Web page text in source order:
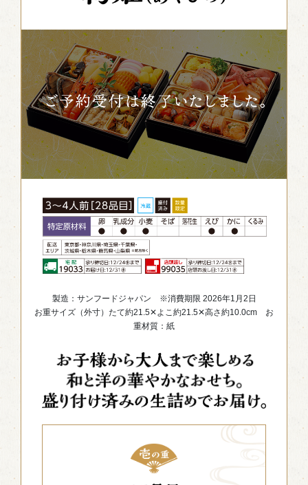
製造：サンフードジャパン ※消費期限 2026年1月2日
お重サイズ（外寸）たて約21.5✕よこ約21.5✕高さ約10.0cm お
重材質：紙